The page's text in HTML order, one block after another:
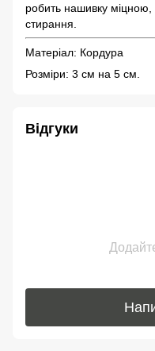
робить нашивку
стирання.
Матеріал: Кордура
Розміри: 3 см на 5 см.
Відгуки